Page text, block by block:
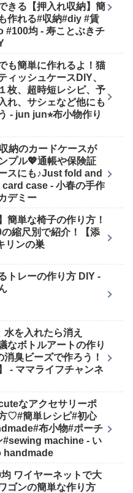
きる【押入れ収納】簡
作れる#収納#diy #賃
#100均 - 寿ことぶきチ
も簡単に作れるよ！猫
ィッシュケースDIY、
枚、超時短レシピ、予
れ、サシェなど他にも
- jun jun⭐︎布小物作り
納のカードケースが
プル💖通帳や保険証
スにも♪Just fold and
case - 小春の手作
デミー
簡単な椅子の作り方！
縮尺別で紹介！【添
リンの巣
トレーの作り方 DIY -
水を入れたら消え
なボトルアートの作り
消臭ビーズで作ろう！
- ママライフチャンネ
なアクセサリーポ
♡#簡単レシピ#初心
布小物#ポーチ
#sewing machine - い
handmade
均 ワイヤーネットで大
ゴンの簡単な作り方